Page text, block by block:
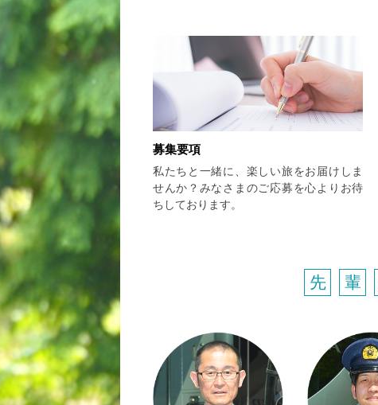
募集要項
私たちと一緒に、楽しい旅をお届けしま
せんか？みなさまのご応募を心よりお待
ちしております。
先 輩